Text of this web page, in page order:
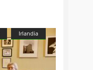
Irlandia